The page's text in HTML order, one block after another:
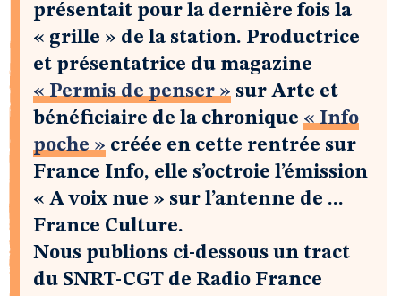
présentait pour la dernière fois la
« grille » de la station. Productrice
et présentatrice du magazine
« Permis de penser » sur Arte et
bénéficiaire de la chronique « Info
poche » créée en cette rentrée sur
France Info, elle s’octroie l’émission
« A voix nue » sur l’antenne de ...
France Culture.
Nous publions ci-dessous un tract
du SNRT-CGT de Radio France